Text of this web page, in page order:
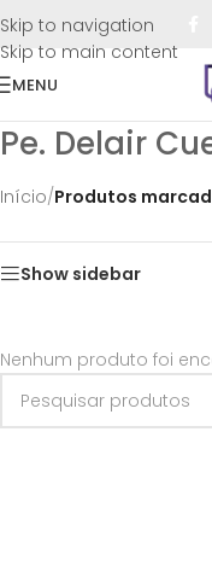
Skip to navigation
Skip to main content
FRETE GRÁTIS
MENU
Pe. Delair
Início/Produtos
Show sidebar
Nenhum produto foi